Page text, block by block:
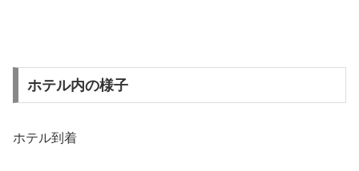
ホテル内の様子
ホテル到着